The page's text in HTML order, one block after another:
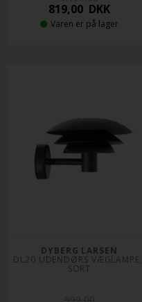
819,00 DKK
Varen er på lager
DYBERG LARSEN
DL20 UDENDØRS VÆGLAMPE,
SORT